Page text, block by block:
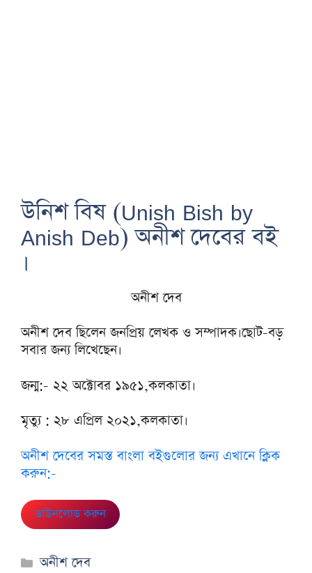
উনিশ বিষ (Unish Bish by
Anish Deb) অনীশ দেবের বই
।
অনীশ দেব
অনীশ দেব ছিলেন জনপ্রিয় লেখক ও সম্পাদক।ছোট-বড়
সবার জন্য লিখেছেন।
জন্ম:- ২২ অক্টোবর ১৯৫১,কলকাতা।
মৃত্যু : ২৮ এপ্রিল ২০২১,কলকাতা।
অনীশ দেবের সমস্ত বাংলা বইগুলোর জন্য এখানে ক্লিক
করুন:-
ডাউনলোড করুন
Categories
অনীশ দেব